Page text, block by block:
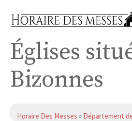
Églises
Bizonnes
Horaire Des Messes » Département